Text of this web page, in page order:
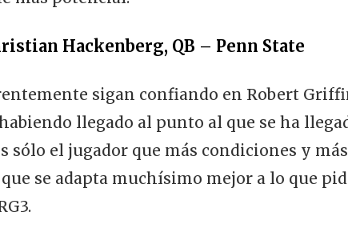
Hackenberg, QB – Penn State
sigan confiando en Robert
llegado al punto al que se ha
sólo el jugador que más condiciones y
se adapta muchísimo mejor a lo que